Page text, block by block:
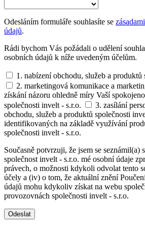
Odesláním formuláře souhlasíte se
údajů.
Rádi bychom Vás požádali o udělení
osobních údajů k níže uvedeným účelům.
1. nabízení obchodu, služeb a produktů
2. marketingová komunikace a
získání názoru ohledně míry Vaší
společnosti invelt - s.r.o.
3. zasílání
obchodu, služeb a produktů společnosti
identifikovaných na základě využívání
společnosti invelt - s.r.o.
Současně potvrzuji, že jsem se seznámil(a)
společnost invelt - s.r.o. mé osobní údaje
právech, o možnosti kdykoli odvolat tento
účely a (iv) o tom, že aktuální znění
údajů mohu kdykoliv získat na webu
provozovnách společnosti invelt - s.r.o.
Odeslat